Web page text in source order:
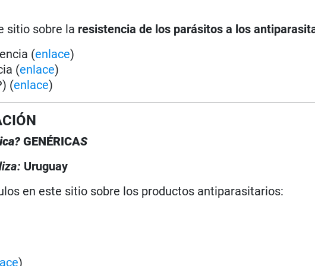
sitio sobre la resistencia de los parásitos a los
(enlace)
(enlace)
(enlace)
GENÉRICAS
Uruguay
en este sitio sobre los productos antiparasitarios:
)